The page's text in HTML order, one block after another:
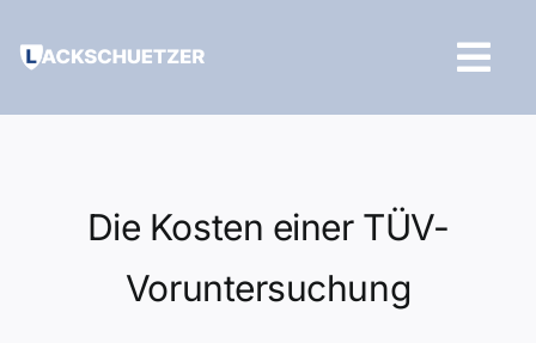
Inhalt
Die Kosten einer TÜV-
Voruntersuchung